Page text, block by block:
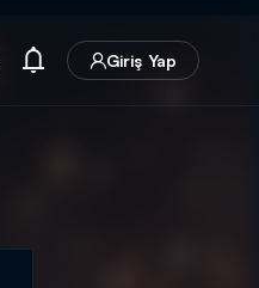
Giriş Yap